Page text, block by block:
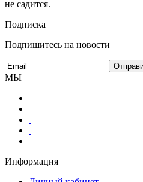
не садится.
Подписка
Подпишитесь на новости
МЫ
Информация